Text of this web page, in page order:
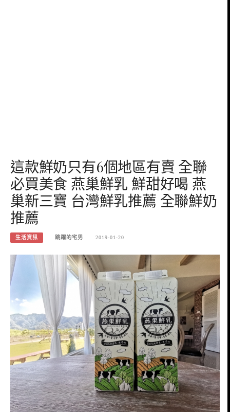
這款鮮奶只有6個地區有賣 全聯
必買美食 燕巢鮮乳 鮮甜好喝 燕
巢新三寶 台灣鮮乳推薦 全聯鮮奶
推薦
生活資訊 跳躍的宅男 2019-01-20